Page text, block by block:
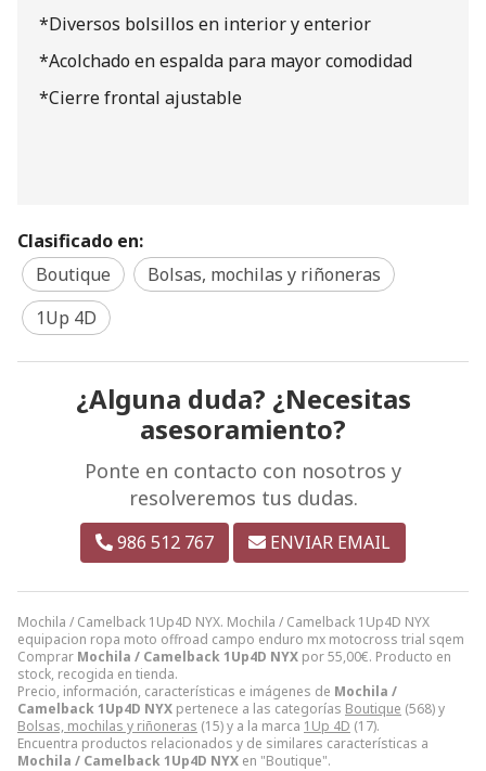
Mochila / Camelback 1Up4D NYX. Mochila / Camelback 1Up4D NYX
equipacion ropa moto offroad campo enduro mx motocross trial sqem
Comprar Mochila / Camelback 1Up4D NYX por55,00€. Producto en
stock, recogida en tienda.
Precio, información, características e imágenes de Mochila /
Camelback 1Up4D NYX pertenece a las categorías Boutique (568) y
Bolsas, mochilas y riñoneras (15) y a la marca 1Up 4D (17).
Encuentra productos relacionados y de similares características a
Mochila / Camelback 1Up4D NYX en "Boutique".
*Diversos bolsillos en interior y enterior
*Acolchado en espalda para mayor comodidad
*Cierre frontal ajustable
Clasificado en:
Boutique
Bolsas, mochilas y riñoneras
1Up 4D
¿Alguna duda? ¿Necesitas
asesoramiento?
Ponte en contacto con nosotros y
resolveremos tus dudas.
986 512 767 ENVIAR EMAIL